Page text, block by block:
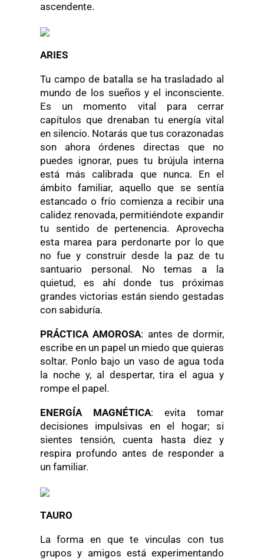
ascendente.
ARIES
Tu campo de batalla se ha trasladado al
mundo de los sueños y el inconsciente.
Es un momento vital para cerrar
capítulos que drenaban tu energía vital
en silencio. Notarás que tus corazonadas
son ahora órdenes directas que no
puedes ignorar, pues tu brújula interna
está más calibrada que nunca. En el
ámbito familiar, aquello que se sentía
estancado o frío comienza a recibir una
calidez renovada, permitiéndote expandir
tu sentido de pertenencia. Aprovecha
esta marea para perdonarte por lo que
no fue y construir desde la paz de tu
santuario personal. No temas a la
quietud, es ahí donde tus próximas
grandes victorias están siendo gestadas
con sabiduría.
PRÁCTICA AMOROSA: antes de dormir,
escribe en un papel un miedo que quieras
soltar. Ponlo bajo un vaso de agua toda
la noche y, al despertar, tira el agua y
rompe el papel.
ENERGÍA MAGNÉTICA: evita tomar
decisiones impulsivas en el hogar; si
sientes tensión, cuenta hasta diez y
respira profundo antes de responder a
un familiar.
TAURO
La forma en que te vinculas con tus
grupos y amigos está experimentando